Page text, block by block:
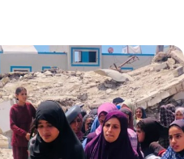
Facebook
Instagram